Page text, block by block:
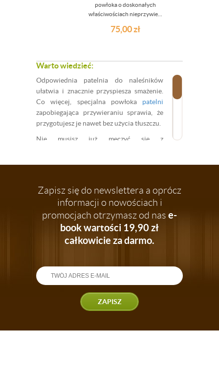
powłoka o doskonałych
właściwościach nieprzywie...
75,00zł
Warto wiedzieć:
Odpowiednia patelnia do naleśników
ułatwia i znacznie przyspiesza smażenie.
Co więcej, specjalna powłoka patelni
zapobiegająca przywieraniu sprawia, że
przygotujesz je nawet bez użycia tłuszczu.
Nie musisz już męczyć się z
patelnia do naleśników, by każdy z nich -
zarówno pierwszy, jak i ostatni -
zachwycały smakiem, kształtem oraz
złocistym kolorem. Takie patelnie
znajdziesz w naszej ofercie!
Zapisz się do newslettera a oprócz
informacji o nowościach i
promocjach otrzymasz od nas e-
book wartości 19,90 zł
całkowicie za darmo.
ZAPISZ